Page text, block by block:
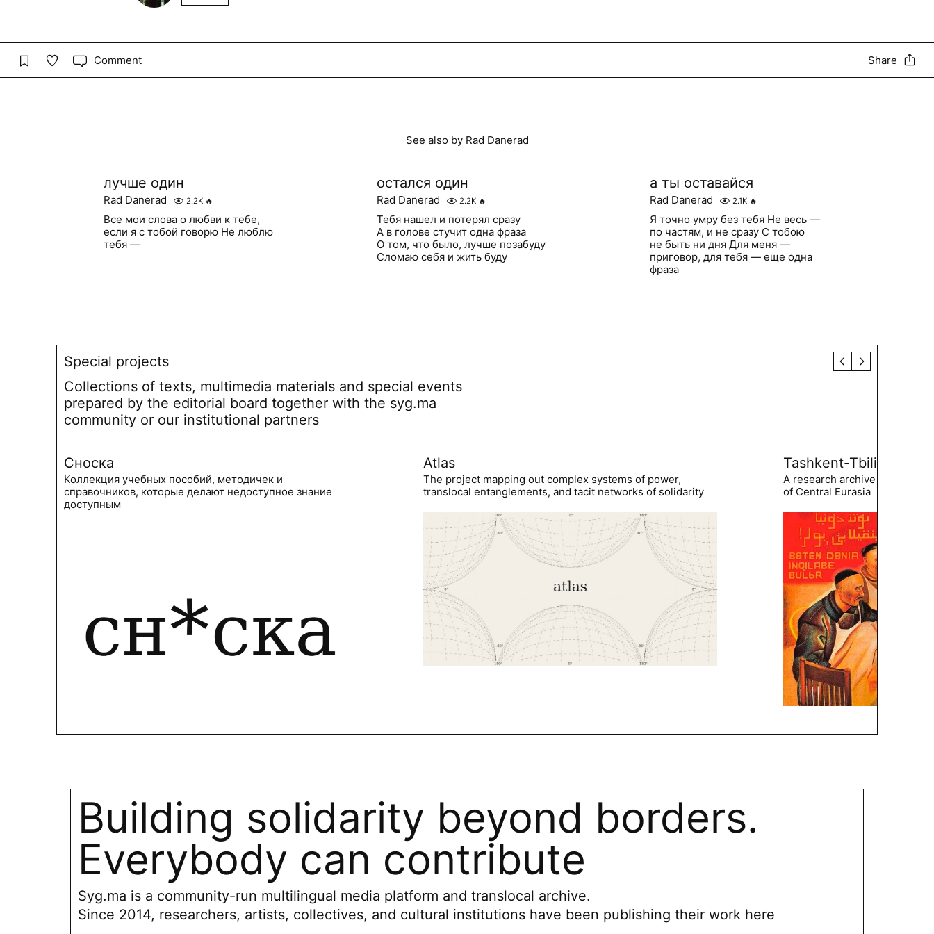
Comment Share
See also by Rad Danerad
лучше один
Rad Danerad 2.2K 🔥
Все мои слова о любви к тебе,
если я с тобой говорю Не люблю
тебя —
остался один
Rad Danerad 2.2K 🔥
Тебя нашел и потерял сразу
А в голове стучит одна фраза
О том, что было, лучше позабуду
Сломаю себя и жить буду
а ты оставайся
Rad Danerad 2.1K 🔥
Я точно умру без тебя Не весь —
по частям, и не сразу С тобою
не быть ни дня Для меня —
приговор, для тебя — еще одна
фраза
Special projects
Collections of texts, multimedia materials and special events
prepared by the editorial board together with the syg.ma
community or our institutional partners
Сноска
Коллекция учебных пособий, методичек и
справочников, которые делают недоступное знание
доступным
Atlas
The project mapping out complex systems of power,
translocal entanglements, and tacit networks of solidarity
Tashkent-Tbilisi
A research archive of the
of Central Eurasia
Building solidarity beyond borders.
Everybody can contribute
Syg.ma is a community-run multilingual media platform and translocal archive.
Since 2014, researchers, artists, collectives, and cultural institutions have been publishing their work here